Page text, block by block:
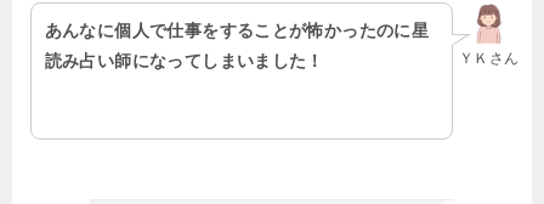
ＹＫさん
あんなに個人で仕事をすることが怖かったのに星
読み占い師になってしまいました！